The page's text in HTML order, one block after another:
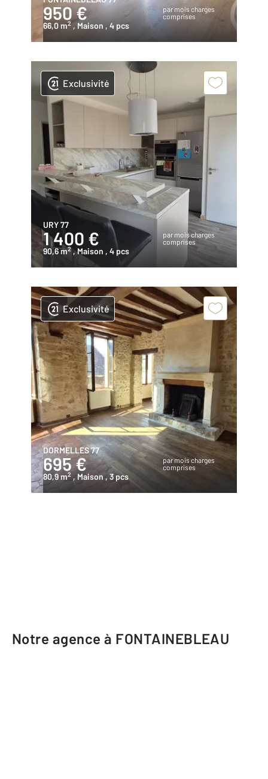
950 €
par mois charges
comprises
66,0 m2 , Maison , 4 pcs
Exclusivité
URY 77
1 400 €
par mois charges
comprises
90,6 m2 , Maison , 4 pcs
Exclusivité
DORMELLES 77
695 €
par mois charges
comprises
80,9 m2 , Maison, 3 pcs
Notre agence à FONTAINEBLEAU